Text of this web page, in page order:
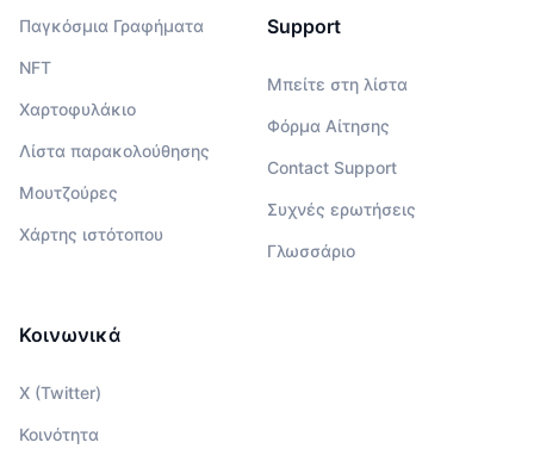
Παγκόσμια Γραφήματα
NFT
Χαρτοφυλάκιο
Λίστα παρακολούθησης
Μουτζούρες
Χάρτης ιστότοπου
Support
Μπείτε στη λίστα
Φόρμα Αίτησης
Contact Support
Συχνές ερωτήσεις
Γλωσσάριο
Κοινωνικά
X (Twitter)
Κοινότητα